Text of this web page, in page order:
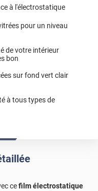
à l'électrostatique
pour un niveau
de votre intérieur
bon
sur fond vert clair
à tous types de
cefilm électrostatique